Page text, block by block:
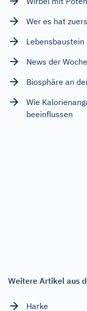
Wer es hat
Lebensbaustein
News der
Biosphäre an
Wie
beeinflussen
Weitere Artikel aus
Harke